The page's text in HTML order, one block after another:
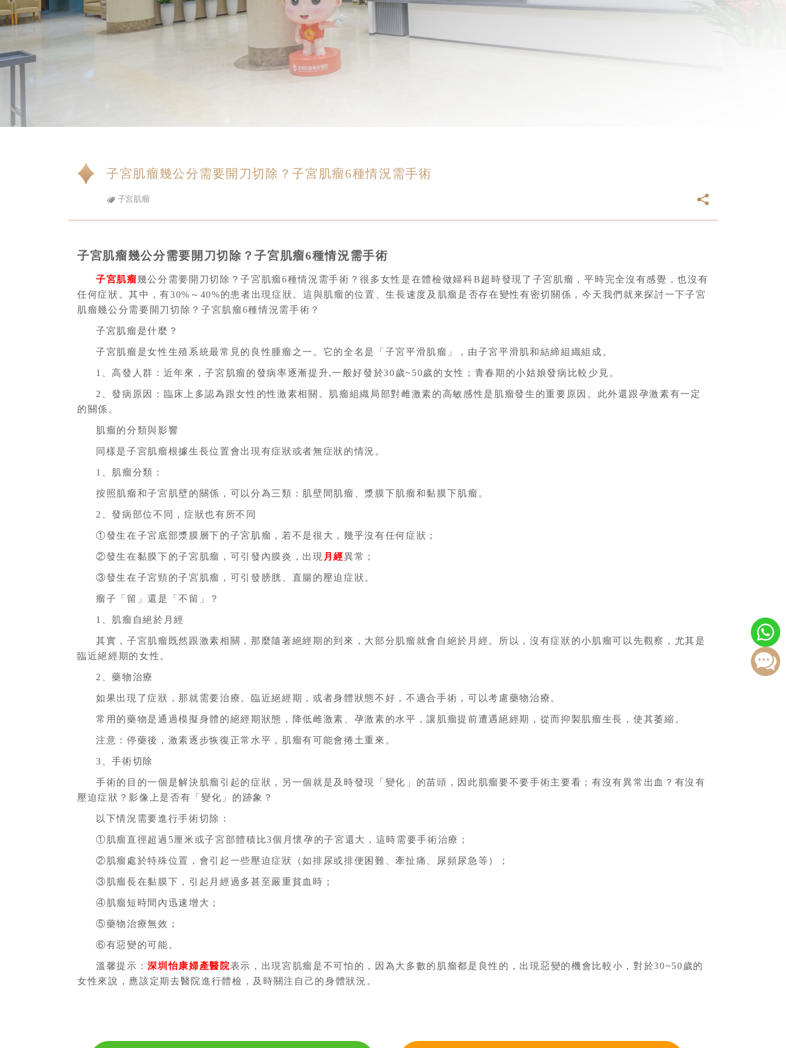
子宮肌瘤幾公分需要開刀切除？子宮肌瘤6種情況需手術
子宮肌瘤
子宮肌瘤幾公分需要開刀切除？子宮肌瘤6種情況需手術
子宮肌瘤幾公分需要開刀切除？子宮肌瘤6種情況需手術？很多女性是在體檢做婦科B超時發現了子宮肌瘤，平時完全沒有感覺，也沒有
任何症狀。其中，有30%～40%的患者出現症狀。這與肌瘤的位置、生長速度及肌瘤是否存在變性有密切關係，今天我們就來探討一下子宮
肌瘤幾公分需要開刀切除？子宮肌瘤6種情況需手術？
子宮肌瘤是什麼？
子宮肌瘤是女性生殖系統最常見的良性腫瘤之一。它的全名是「子宮平滑肌瘤」，由子宮平滑肌和結締組織組成。
1、高發人群：近年來，子宮肌瘤的發病率逐漸提升,一般好發於30歲~50歲的女性；青春期的小姑娘發病比較少見。
2、發病原因：臨床上多認為跟女性的性激素相關。肌瘤組織局部對雌激素的高敏感性是肌瘤發生的重要原因。此外還跟孕激素有一定
的關係。
肌瘤的分類與影響
同樣是子宮肌瘤根據生長位置會出現有症狀或者無症狀的情況。
1、肌瘤分類：
按照肌瘤和子宮肌壁的關係，可以分為三類：肌壁間肌瘤、漿膜下肌瘤和黏膜下肌瘤。
2、發病部位不同，症狀也有所不同
①發生在子宮底部漿膜層下的子宮肌瘤，若不是很大，幾乎沒有任何症狀；
②發生在黏膜下的子宮肌瘤，可引發內膜炎，出現 月經異常；
③發生在子宮頸的子宮肌瘤，可引發膀胱、直腸的壓迫症狀。
瘤子「留」還是「不留」？
1、肌瘤自絕於月經
其實，子宮肌瘤既然跟激素相關，那麼隨著絕經期的到來，大部分肌瘤就會自絕於月經。所以，沒有症狀的小肌瘤可以先觀察，尤其是
臨近絕經期的女性。
2、藥物治療
如果出現了症狀，那就需要治療。臨近絕經期，或者身體狀態不好，不適合手術，可以考慮藥物治療。
常用的藥物是通過模擬身體的絕經期狀態，降低雌激素、孕激素的水平，讓肌瘤提前遭遇絕經期，從而抑製肌瘤生長，使其萎縮。
注意：停藥後，激素逐步恢復正常水平，肌瘤有可能會捲土重來。
3、手術切除
手術的目的一個是解決肌瘤引起的症狀，另一個就是及時發現「變化」的苗頭，因此肌瘤要不要手術主要看；有沒有異常出血？有沒有
壓迫症狀？影像上是否有「變化」的跡象？
以下情況需要進行手術切除：
①肌瘤直徑超過5厘米或子宮部體積比3個月懷孕的子宮還大，這時需要手術治療；
②肌瘤處於特殊位置，會引起一些壓迫症狀（如排尿或排便困難、牽扯痛、尿頻尿急等）；
③肌瘤長在黏膜下，引起月經過多甚至嚴重貧血時；
④肌瘤短時間內迅速增大；
⑤藥物治療無效；
⑥有惡變的可能。
溫馨提示：深圳怡康婦產醫院表示，出現宮肌瘤是不可怕的，因為大多數的肌瘤都是良性的，出現惡變的機會比較小，對於30~50歲的
女性來說，應該定期去醫院進行體檢，及時關注自己的身體狀況。